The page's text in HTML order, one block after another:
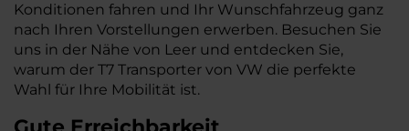
Konditionen fahren und Ihr Wunschfahrzeug ganz
nach Ihren Vorstellungen erwerben. Besuchen Sie
uns in der Nähe von Leer und entdecken Sie,
warum der T7 Transporter von VW die perfekte
Wahl für Ihre Mobilität ist.